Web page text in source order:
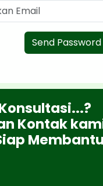
Send Password
Kontak
Membantu